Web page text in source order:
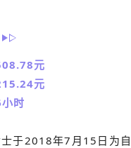
元
元
时
于2018年7月15日为